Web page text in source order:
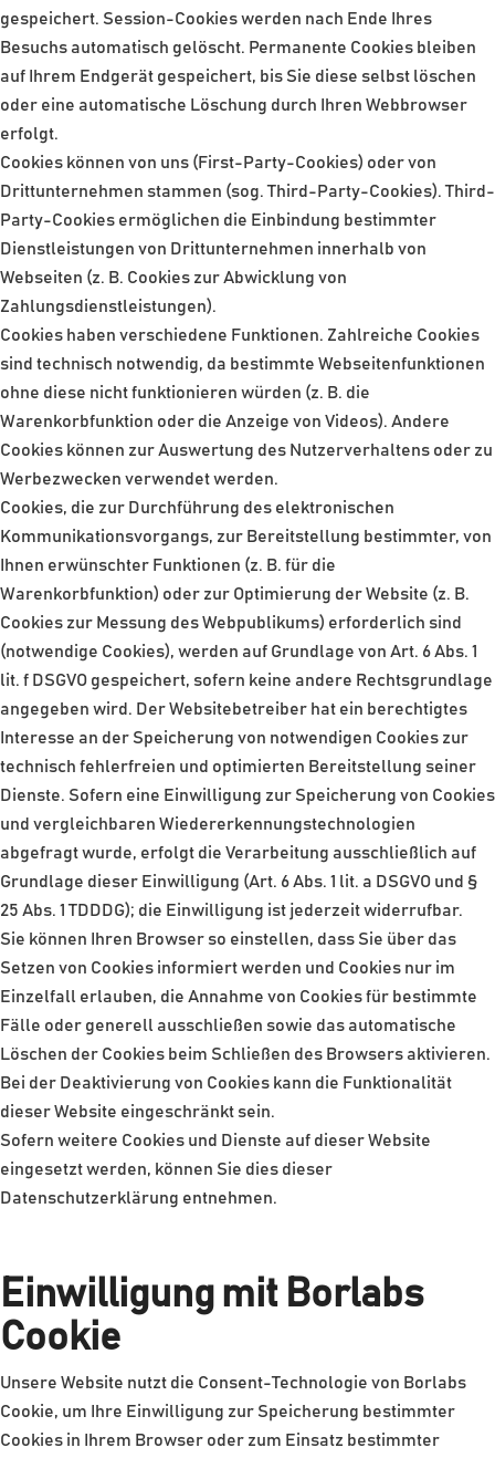
gespeichert. Session-Cookies werden nach Ende Ihres
Besuchs automatisch gelöscht. Permanente Cookies bleiben
auf Ihrem Endgerät gespeichert, bis Sie diese selbst löschen
oder eine automatische Löschung durch Ihren Webbrowser
erfolgt.
Cookies können von uns (First-Party-Cookies) oder von
Drittunternehmen stammen (sog. Third-Party-Cookies). Third-
Party-Cookies ermöglichen die Einbindung bestimmter
Dienstleistungen von Drittunternehmen innerhalb von
Webseiten (z. B. Cookies zur Abwicklung von
Zahlungsdienstleistungen).
Cookies haben verschiedene Funktionen. Zahlreiche Cookies
sind technisch notwendig, da bestimmte Webseitenfunktionen
ohne diese nicht funktionieren würden (z. B. die
Warenkorbfunktion oder die Anzeige von Videos). Andere
Cookies können zur Auswertung des Nutzerverhaltens oder zu
Werbezwecken verwendet werden.
Cookies, die zur Durchführung des elektronischen
Kommunikationsvorgangs, zur Bereitstellung bestimmter, von
Ihnen erwünschter Funktionen (z. B. für die
Warenkorbfunktion) oder zur Optimierung der Website (z. B.
Cookies zur Messung des Webpublikums) erforderlich sind
(notwendige Cookies), werden auf Grundlage von Art. 6 Abs. 1
lit. f DSGVO gespeichert, sofern keine andere Rechtsgrundlage
angegeben wird. Der Websitebetreiber hat ein berechtigtes
Interesse an der Speicherung von notwendigen Cookies zur
technisch fehlerfreien und optimierten Bereitstellung seiner
Dienste. Sofern eine Einwilligung zur Speicherung von Cookies
und vergleichbaren Wiedererkennungstechnologien
abgefragt wurde, erfolgt die Verarbeitung ausschließlich auf
Grundlage dieser Einwilligung (Art. 6 Abs. 1 lit. a DSGVO und §
25 Abs. 1 TDDDG); die Einwilligung ist jederzeit widerrufbar.
Sie können Ihren Browser so einstellen, dass Sie über das
Setzen von Cookies informiert werden und Cookies nur im
Einzelfall erlauben, die Annahme von Cookies für bestimmte
Fälle oder generell ausschließen sowie das automatische
Löschen der Cookies beim Schließen des Browsers aktivieren.
Bei der Deaktivierung von Cookies kann die Funktionalität
dieser Website eingeschränkt sein.
Sofern weitere Cookies und Dienste auf dieser Website
eingesetzt werden, können Sie dies dieser
Datenschutzerklärung entnehmen.
Einwilligung mit Borlabs
Cookie
Unsere Website nutzt die Consent-Technologie von Borlabs
Cookie, um Ihre Einwilligung zur Speicherung bestimmter
Cookies in Ihrem Browser oder zum Einsatz bestimmter